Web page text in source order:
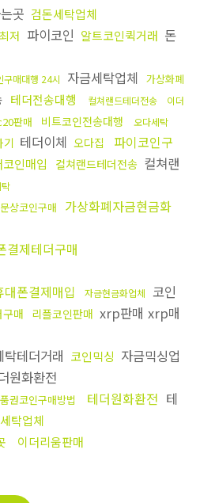
곳 검돈세탁업체
저 파이코인 알트코인퀵거래 돈
구매대행 24시 자금세탁업체 가상화폐
테더전송대행 컬쳐랜드테더전송
이더
판매 비트코인전송대행 오다세탁
기 테더이체 오다집
파이코인구
코인매입 컬쳐랜드테더전송 컬쳐랜
문상코인구매 가상화폐자금현금화
결제테더구매
대폰결제매입 자금현금화업체 코인
구매 리플코인판매 xrp판매 xrp매
테더거래 코인믹싱 자금믹싱업
원화환전
권코인구매방법 테더원화환전 테
탁업체
이더리움판매